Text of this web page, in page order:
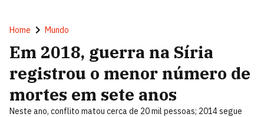
Home Mundo
Em 2018, guerra na Síria
registrou o menor número de
mortes em sete anos
Neste ano, conflito matou cerca de 20 mil pessoas; 2014 segue